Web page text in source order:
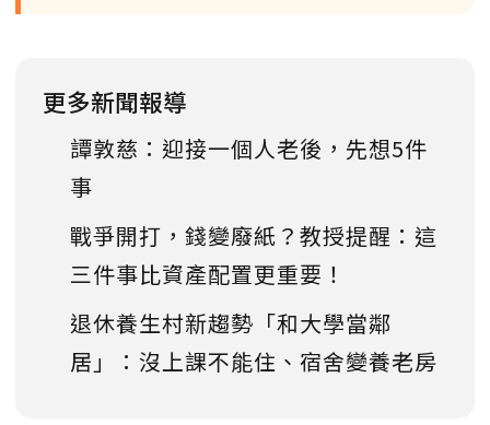
更多新聞報導
譚敦慈：迎接一個人老後，先想5件
事
戰爭開打，錢變廢紙？教授提醒：這
三件事比資產配置更重要！
退休養生村新趨勢「和大學當鄰
居」：沒上課不能住、宿舍變養老房